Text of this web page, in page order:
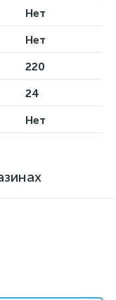
Нет
Нет
220
24
Нет